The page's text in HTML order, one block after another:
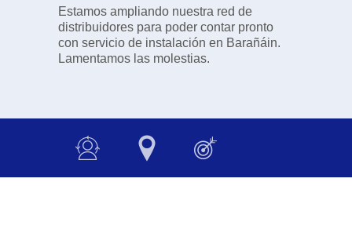
Estamos ampliando nuestra red de
distribuidores para poder contar pronto
con servicio de instalación en Barañáin.
Lamentamos las molestias.